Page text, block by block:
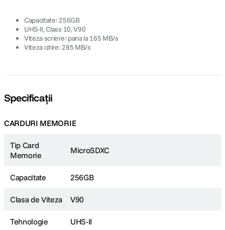
Capacitate: 256GB
UHS-II, Class 10, V90
Viteza scriere: pana la 165 MB/s
Viteza citire: 285 MB/s
Specificații
CARDURI MEMORIE
Tip Card
Memorie
MicroSDXC
Capacitate 256GB
Clasa de Viteza V90
Tehnologie UHS-II